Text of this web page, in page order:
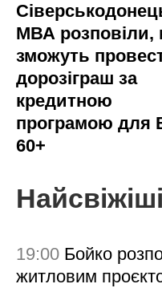
МВА розповіли,
зможуть
дорозіграш за
кредитною
програмою для
60+
19:00 Бойко
житловим